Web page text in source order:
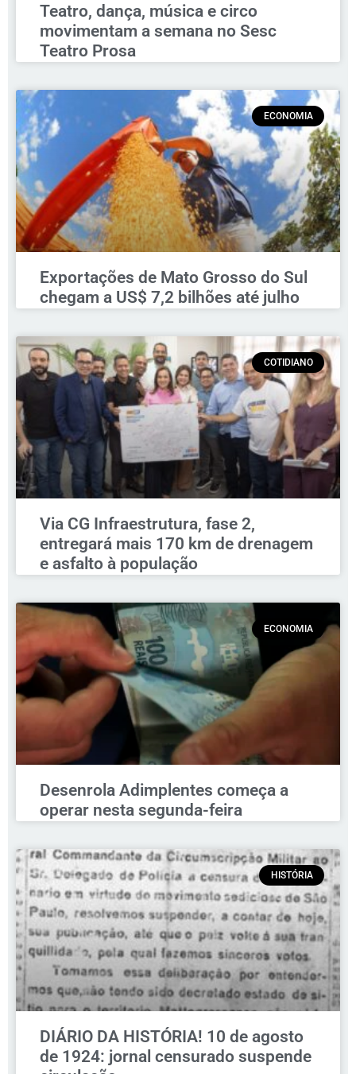
Teatro, dança, música e circo
movimentam a semana no Sesc
Teatro Prosa
ECONOMIA
Exportações de Mato Grosso do Sul
chegam a US$ 7,2 bilhões até julho
COTIDIANO
Via CG Infraestrutura, fase 2,
entregará mais 170 km de drenagem
e asfalto à população
ECONOMIA
Desenrola Adimplentes começa a
operar nesta segunda-feira
HISTÓRIA
DIÁRIO DA HISTÓRIA! 10 de agosto
de 1924: jornal censurado suspende